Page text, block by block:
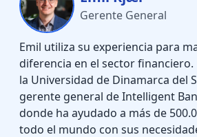
Gerente General
Emil utiliza su experiencia para
diferencia en el sector financiero.
la Universidad de Dinamarca del
gerente general de Intelligent
donde ha ayudado a más de
todo el mundo con sus